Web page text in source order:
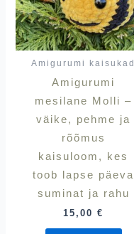
Amigurumi kaisukad
Amigurumi
mesilane Molli –
väike, pehme ja
rõõmus
kaisuloom, kes
toob lapse päeva
suminat ja rahu
15,00€